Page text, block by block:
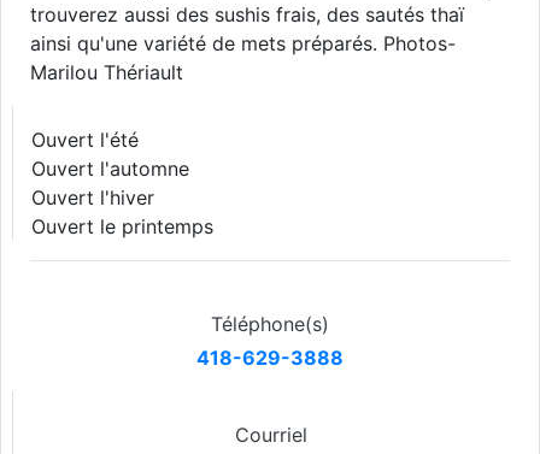
trouverez aussi des sushis frais, des sautés thaï
ainsi qu'une variété de mets préparés. Photos-
Marilou Thériault
Ouvert l'été
Ouvert l'automne
Ouvert l'hiver
Ouvert le printemps
Téléphone(s)
418-629-3888
Courriel